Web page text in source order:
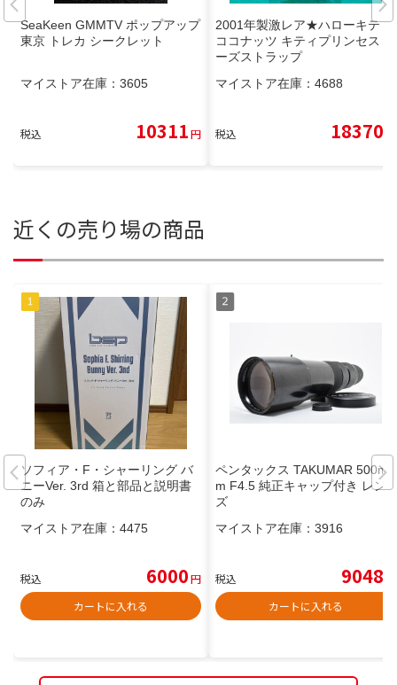
SeaKeen GMMTV ポップアップ
東京 トレカ シークレット
マイストア在庫： 3605
税込 10311円
2001年製激レア★ハローキティ
ココナッツ キティプリンセス ビ
ーズストラップ
マイストア在庫： 4688
税込 18370
近くの売り場の商品
ソフィア・F・シャーリング バ
ニーVer. 3rd 箱と部品と説明書
のみ
マイストア在庫： 4475
税込 6000円
カートに入れる
ペンタックス TAKUMAR 500m
m F4.5 純正キャップ付き レン
ズ
マイストア在庫： 3916
税込 9048
カートに入れる